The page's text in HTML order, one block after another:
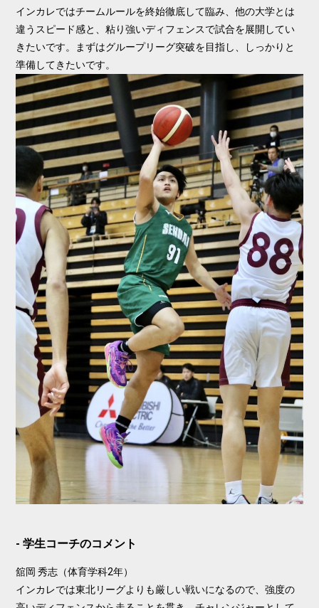
インカレではチームルールを終始徹底して臨み、他の大学とは
違うスピード感と、粘り強いディフェンスで試合を展開してい
きたいです。まずはグループリーグ突破を目指し、しっかりと
準備してきたいです。
学生コーチのコメント
舘岡 秀志（体育学科2年）
インカレでは東北リーグよりも厳しい戦いになるので、強度の